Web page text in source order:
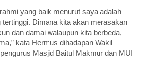
yang baik menurut saya adalah
tertinggi. Dimana kita akan merasakan
dan damai walaupun kita berbeda,
kata Hermus dihadapan Wakil
Masjid Baitul Makmur dan MUI